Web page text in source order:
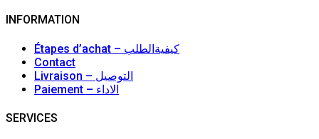
INFORMATION
Étapes d’achat – كيفيةالطلب
Contact
Livraison – التوصيل
Paiement – الاداء
SERVICES